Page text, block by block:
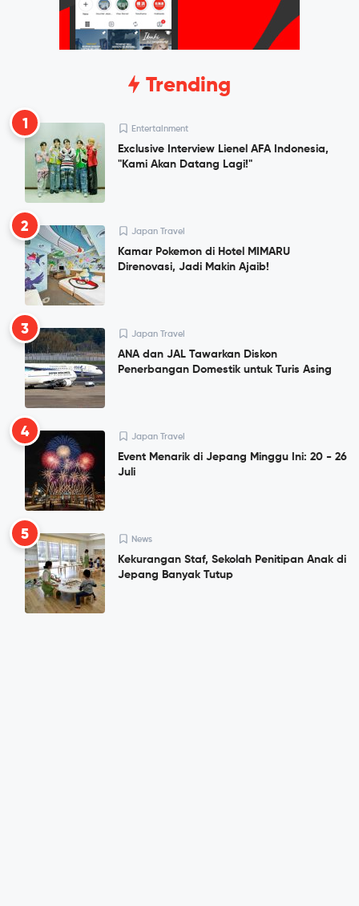
Trending
1 Entertainment
Exclusive Interview Lienel AFA Indonesia,
"Kami Akan Datang Lagi!"
2 Japan Travel
Kamar Pokemon di Hotel MIMARU
Direnovasi, Jadi Makin Ajaib!
3 Japan Travel
ANA dan JAL Tawarkan Diskon
Penerbangan Domestik untuk Turis Asing
4 Japan Travel
Event Menarik di Jepang Minggu Ini: 20 - 26
Juli
5 News
Kekurangan Staf, Sekolah Penitipan Anak di
Jepang Banyak Tutup